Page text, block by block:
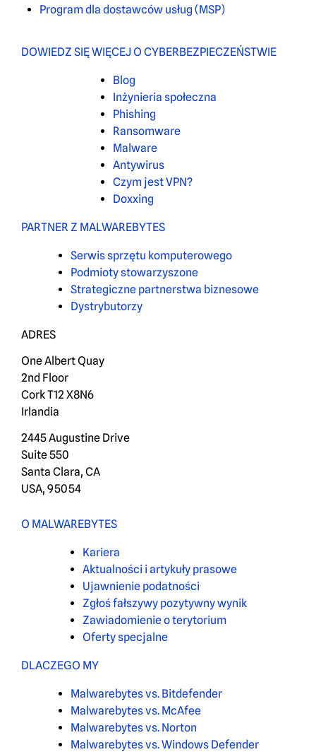
Program dla dostawców usług (MSP)
DOWIEDZ SIĘ WIĘCEJ O CYBERBEZPIECZEŃSTWIE
Blog
Inżynieria społeczna
Phishing
Ransomware
Malware
Antywirus
Czym jest VPN?
Doxxing
PARTNER Z MALWAREBYTES
Serwis sprzętu komputerowego
Podmioty stowarzyszone
Strategiczne partnerstwa biznesowe
Dystrybutorzy
ADRES
One Albert Quay
2nd Floor
Cork T12 X8N6
Irlandia
2445 Augustine Drive
Suite 550
Santa Clara, CA
USA, 95054
O MALWAREBYTES
Kariera
Aktualności i artykuły prasowe
Ujawnienie podatności
Zgłoś fałszywy pozytywny wynik
Zawiadomienie o terytorium
Oferty specjalne
DLACZEGO MY
Malwarebytes vs. Bitdefender
Malwarebytes vs. McAfee
Malwarebytes vs. Norton
Malwarebytes vs. Windows Defender